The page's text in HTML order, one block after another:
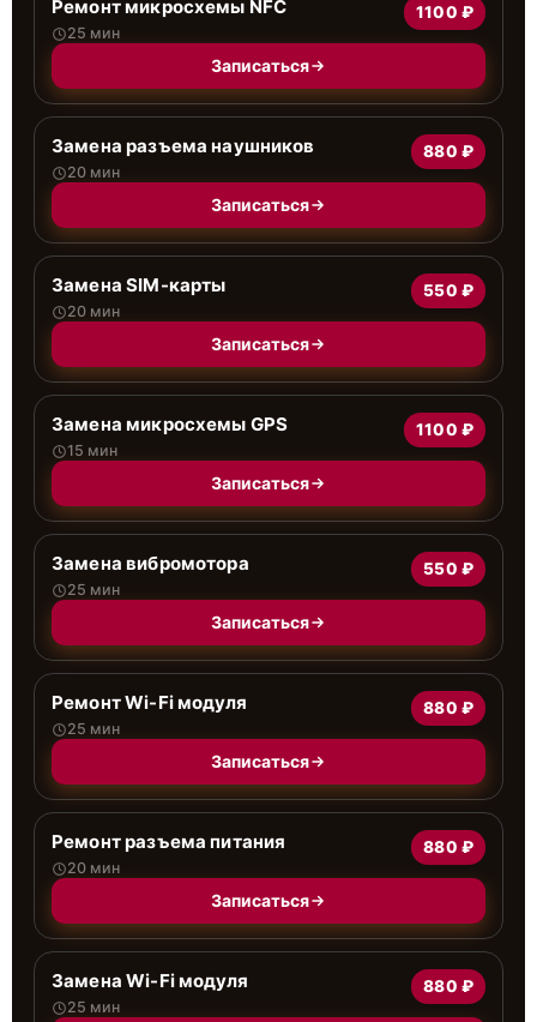
Ремонт микросхемы NFC
25 мин
1100 ₽
Записаться
Замена разъема наушников
20 мин
880 ₽
Записаться
Замена SIM-карты
20 мин
550 ₽
Записаться
Замена микросхемы GPS
15 мин
1100 ₽
Записаться
Замена вибромотора
25 мин
550 ₽
Записаться
Ремонт Wi-Fi модуля
25 мин
880 ₽
Записаться
Ремонт разъема питания
20 мин
880 ₽
Записаться
Замена Wi-Fi модуля
25 мин
880 ₽